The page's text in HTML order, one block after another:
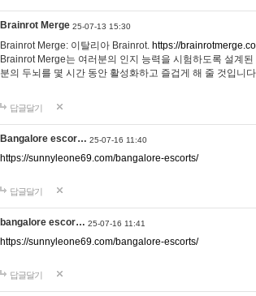
Brainrot Merge 25-07-13 15:30
Brainrot Merge: 이탈리아 Brainrot. https://
Brainrot Merge는 여러분의 인지 능력을 시험하도록 설계
분의 두뇌를 몇 시간 동안 활성화하고 즐겁게 해 줄 것입니
답글달기
Bangalore escor… 25-07-16 11:40
https://sunnyleone69.com/bangalore-escorts/
답글달기
bangalore escor… 25-07-16 11:41
https://sunnyleone69.com/bangalore-escorts/
답글달기